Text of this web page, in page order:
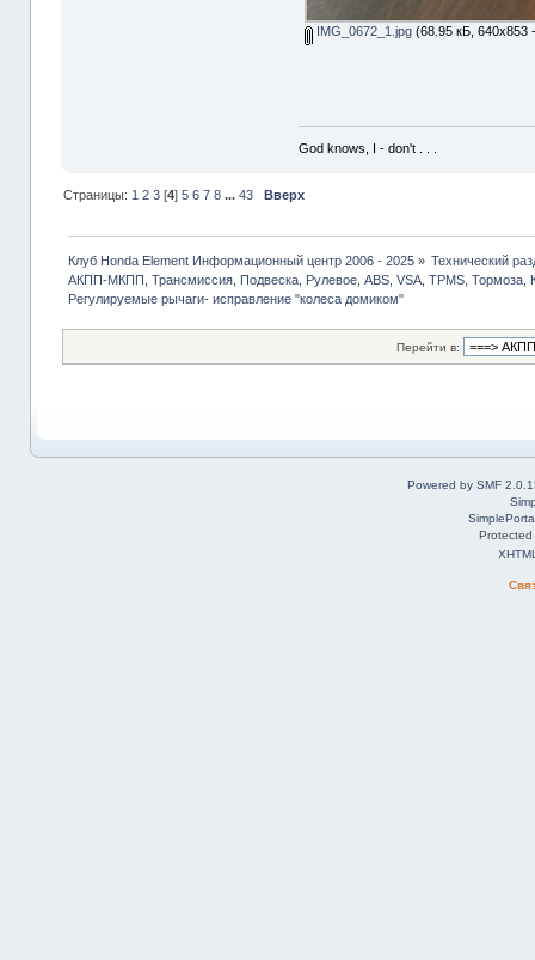
IMG_0672_1.jpg (68.95 кБ, 640x853
God knows, I - don't . . .
Страницы: 1 2 3[4] 5 6 7 8 ... 43 Вверх
Клуб Honda Element Информационный центр 2006 - 2025» Технический
АКПП-МКПП, Трансмиссия, Подвеска, Рулевое, ABS, VSA, TPMS, Тормоза,
Регулируемые рычаги- исправление "колеса домиком"
Перейти в:
Powered by SMF